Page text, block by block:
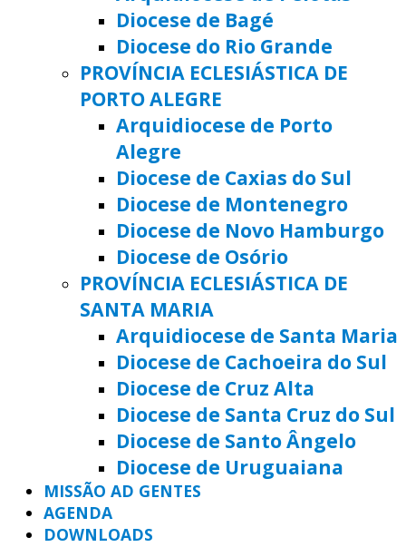
Diocese de Bagé
Diocese do Rio Grande
PROVÍNCIA ECLESIÁSTICA DE
PORTO ALEGRE
Arquidiocese de Porto
Alegre
Diocese de Caxias do Sul
Diocese de Montenegro
Diocese de Novo Hamburgo
Diocese de Osório
PROVÍNCIA ECLESIÁSTICA DE
SANTA MARIA
Arquidiocese de Santa Maria
Diocese de Cachoeira do Sul
Diocese de Cruz Alta
Diocese de Santa Cruz do Sul
Diocese de Santo Ângelo
Diocese de Uruguaiana
MISSÃO AD GENTES
AGENDA
DOWNLOADS